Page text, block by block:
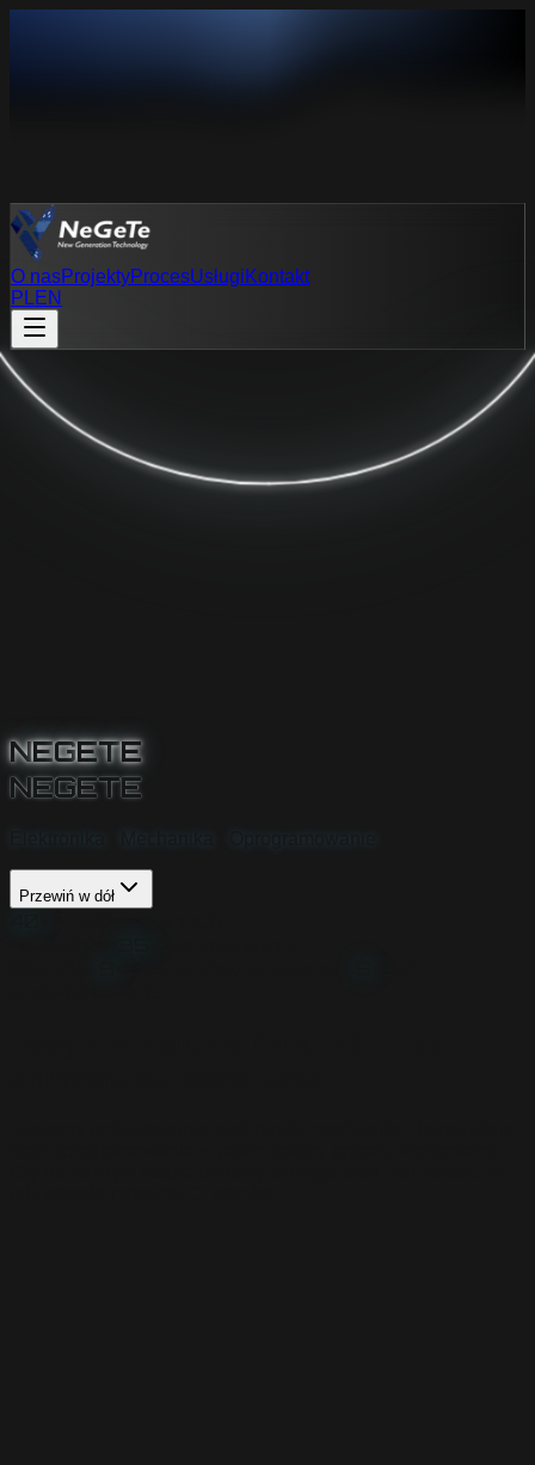
O nasProjektyProcesUsługiKontakt
PLEN
PL
NEGETE
NEGETE
Przewiń w dół